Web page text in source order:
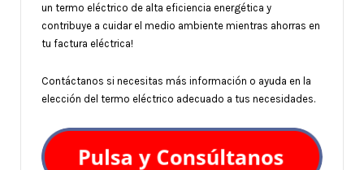
un termo eléctrico de alta eficiencia energética y
contribuye a cuidar el medio ambiente mientras ahorras en
tu factura eléctrica!
Contáctanos si necesitas más información o ayuda en la
elección del termo eléctrico adecuado a tus necesidades.